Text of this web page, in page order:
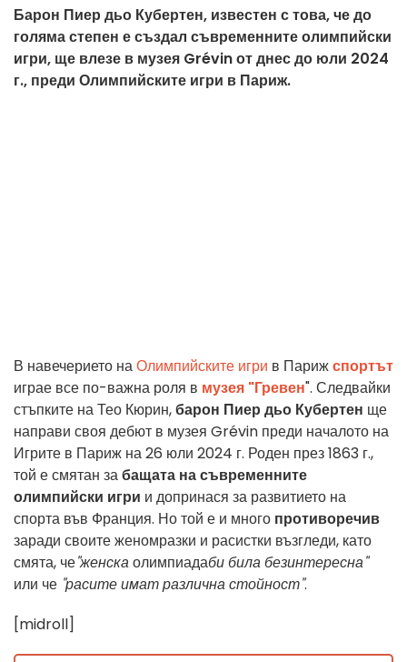
Барон Пиер дьо Кубертен, известен с това, че до
голяма степен е създал съвременните олимпийски
игри, ще влезе в музея Grévin от днес до юли 2024
г., преди Олимпийските игри в Париж.
В навечерието наОлимпийските игри в Парижспортът
играе все по-важна роля в музея "Гревен". Следвайки
стъпките на Тео Кюрин,барон Пиер дьо Кубертен ще
направи своя дебют в музея Grévin преди началото на
Игрите в Париж на 26 юли 2024 г. Роден през 1863 г.,
той е смятан забащата на съвременните
олимпийски игри и допринася за развитието на
спорта във Франция. Но той е и много противоречив
заради своите женомразки и расистки възгледи, като
смята, че"женскаолимпиадаби била безинтересна"
или че "расите имат различна стойност".
[midroll]